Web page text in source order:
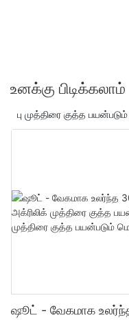
உனக்கு பிடிக்கலாம்
பு முத்திரை குத்த
ஷூட் - வேகமாக